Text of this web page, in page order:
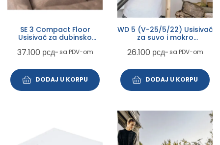
SE 3 Compact Floor
Usisivač za dubinsko
37.100 рсд~ sa PDV-om
DODAJ U KORPU
WD 5 (V-25/5/22) Usisivač
za suvo i mokro
26.100 рсд~ sa PDV-om
DODAJ U KORPU